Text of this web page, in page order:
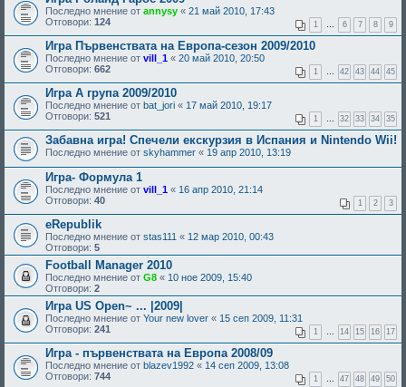
Последно мнение от annysy « 21 май 2010, 17:43
Отговори: 124 1 … 6 7 8 9
Игра Първенствата на Европа-сезон 2009/2010
Последно мнение от vill_1 « 20 май 2010, 20:50
Отговори: 662 1 … 42 43 44 45
Игра А група 2009/2010
Последно мнение от bat_jori « 17 май 2010, 19:17
Отговори: 521 1 … 32 33 34 35
Забавна игра! Спечели екскурзия в Испания и Nintendo Wii!
Последно мнение от skyhammer « 19 апр 2010, 13:19
Игра- Формула 1
Последно мнение от vill_1 « 16 апр 2010, 21:14
Отговори: 40 1 2 3
eRepublik
Последно мнение от stas111 « 12 мар 2010, 00:43
Отговори: 5
Football Manager 2010
Последно мнение от G8 « 10 ное 2009, 15:40
Отговори: 2
Игра US Open~ ... |2009|
Последно мнение от Your new lover « 15 сеп 2009, 11:31
Отговори: 241 1 … 14 15 16 17
Игра - първенствата на Европа 2008/09
Последно мнение от blazev1992 « 14 сеп 2009, 13:08
Отговори: 744 1 … 47 48 49 50